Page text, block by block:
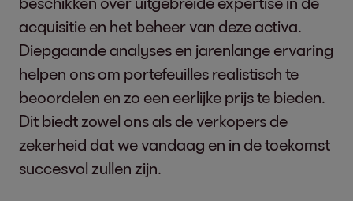
acquisitie en het beheer van deze activa.
Diepgaande analyses en jarenlange ervaring
helpen ons om portefeuilles realistisch te
beoordelen en zo een eerlijke prijs te bieden.
Dit biedt zowel ons als de verkopers de
zekerheid dat we vandaag en in de toekomst
succesvol zullen zijn.